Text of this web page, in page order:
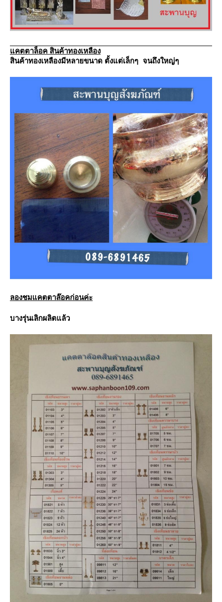
คตตาล็อค สินค้าทองเหลือง
สินค้าทองเหลืองมีหลายขนาด ตั้งแต่เล็กๆ จนถึงใหญ่ๆ
ลองชมแคตตาล๊อคก่อนค่ะ
บางรุ่นเลิกผลิตแล้ว